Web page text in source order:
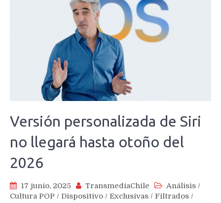
Versión personalizada de Siri
no llegará hasta otoño del
2026
17 junio, 2025 TransmediaChile Análisis /
Cultura POP / Dispositivo / Exclusivas / Filtrados /